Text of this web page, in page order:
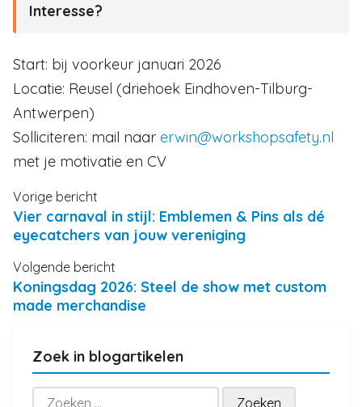
Interesse?
Start: bij voorkeur januari 2026
Locatie: Reusel (driehoek Eindhoven-Tilburg-
Antwerpen)
Solliciteren: mail naar erwin@workshopsafety.nl
met je motivatie en CV
Vorige bericht
Vier carnaval in stijl: Emblemen & Pins als dé
eyecatchers van jouw vereniging
Volgende bericht
Koningsdag 2026: Steel de show met custom
made merchandise
Zoek in blogartikelen
Zoeken